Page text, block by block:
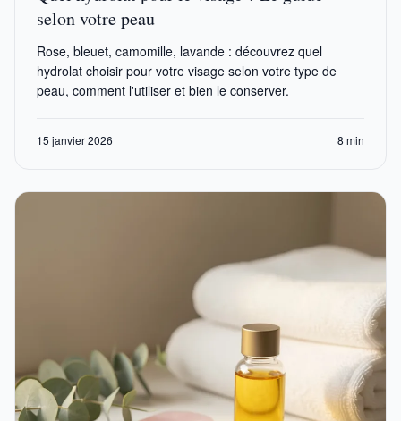
selon votre peau
Rose, bleuet, camomille, lavande : découvrez quel
hydrolat choisir pour votre visage selon votre type de
peau, comment l'utiliser et bien le conserver.
15 janvier 2026 8 min